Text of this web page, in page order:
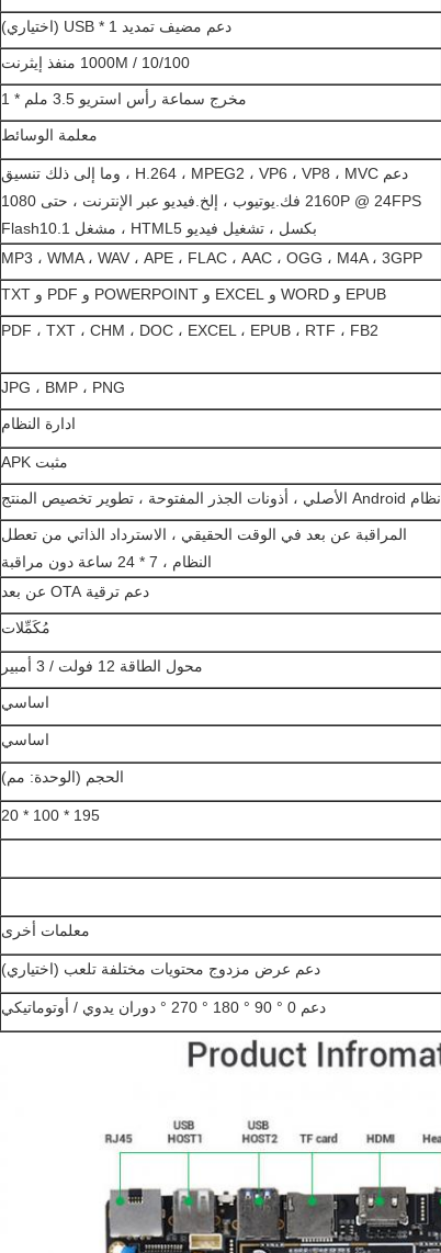
دعم مضيف تمديد USB * 1 (اختياري)
10/100 / 1000M منفذ إيثرنت
مخرج سماعة رأس استريو 3.5 ملم * 1
معلمة الوسائط
دعم H.264 ، MPEG2 ، VP6 ، VP8 ، MVC ، وما إلى ذلك تنسيق
2160P @ 24FPS فك.يوتيوب ، إلخ.فيديو عبر الإنترنت ، حتى 1080
بكسل ، تشغيل فيديو HTML5 ، مشغل Flash10.1
MP3 ، WMA ، WAV ، APE ، FLAC ، AAC ، OGG ، M4A ، 3GPP
EPUB و WORD و EXCEL و POWERPOINT و PDF و TXT
PDF ، TXT ، CHM ، DOC ، EXCEL ، EPUB ، RTF ، FB2
JPG ، BMP ، PNG
ادارة النظام
مثبت APK
نظام Android الأصلي ، أذونات الجذر المفتوحة ، تطوير تخصيص المنتج
المراقبة عن بعد في الوقت الحقيقي ، الاسترداد الذاتي من تعطل
النظام ، 7 * 24 ساعة دون مراقبة
دعم ترقية OTA عن بعد
مُكَمِّلات
محول الطاقة 12 فولت / 3 أمبير
اساسي
اساسي
الحجم (الوحدة: مم)
195 * 100 * 20
معلمات أخرى
دعم عرض مزدوج محتويات مختلفة تلعب (اختياري)
دعم 0 ° 90 ° 180 ° 270 ° دوران يدوي / أوتوماتيكي